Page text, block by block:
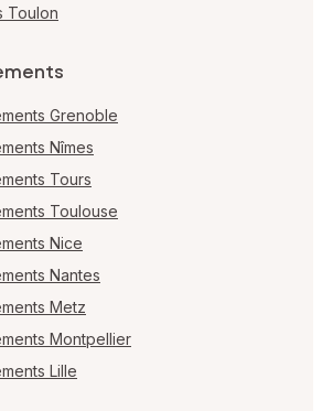
Toulon
Grenoble
Nîmes
Tours
Toulouse
Nice
Nantes
Metz
Montpellier
Lille